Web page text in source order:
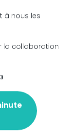
des photos
les équipements
à nous les
la collaboration